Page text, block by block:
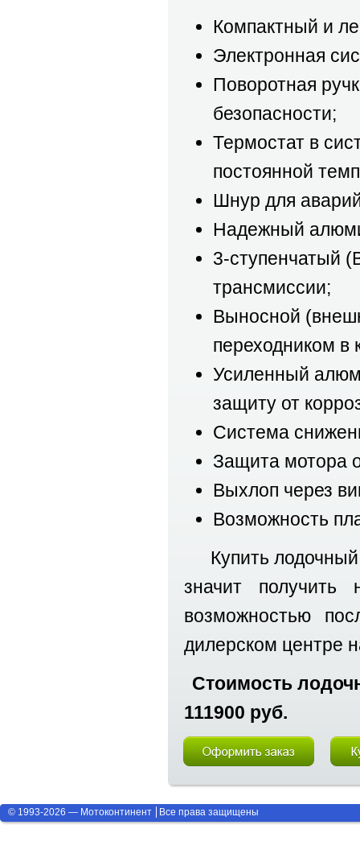
Компактный и
Электронная
Поворотная
безопасности;
Термостат в
постоянной
Шнур для
Надежный
3-ступенчатый
трансмиссии;
Выносной
переходником в
Усиленный
защиту от
Система
Защита мотора
Выхлоп через
Возможность
Купить
значит
возможностью
дилерском центре
Стоимость
111900 руб.
© 1993-2026 — Мотоконтинент Все права защищены